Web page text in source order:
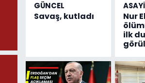
GÜNCEL
Savaş, kutladı
Nur
ilk